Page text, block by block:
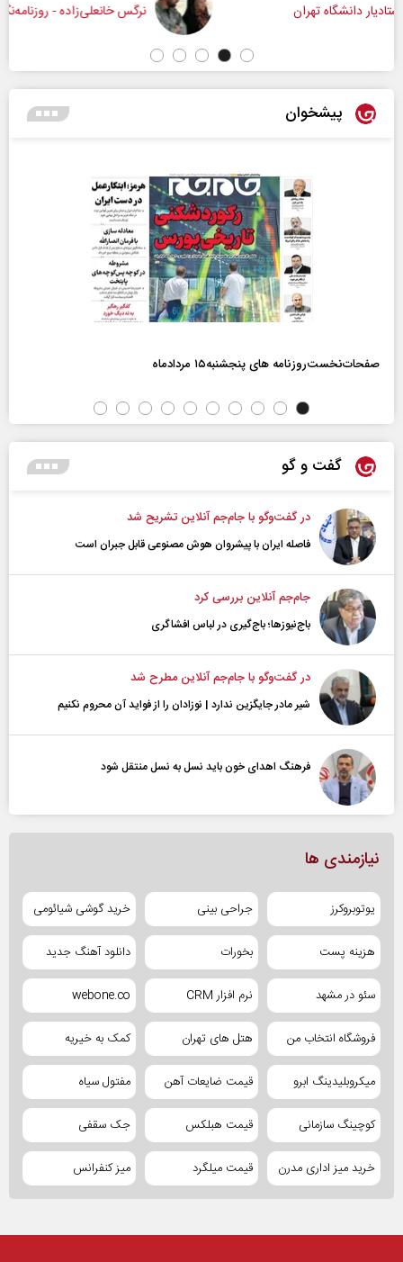
نرگس خانعلی‌زاده - روزنامه‌نگار
پیشخوان
صفحات‌نخست‌روزنامه ها‌ی پنجشنبه‌۱۵ مردادماه
گفت و گو
در گفت‌و‌گو با جام‌جم آنلاین تشریح شد
فاصله ایران با پیشرو‌ان هوش مصنوعی قابل جبران است
جام‌جم آنلاین بررسی کرد
باج‌نیوزها؛ باج‌گیری در لباس افشاگری
در گفت‌و‌گو با جام‌جم آنلاین مطرح شد
شیر مادر جایگزین ندارد | نوزادان را از فواید آن محروم نکنیم
فرهنگ اهدای خون باید نسل به نسل منتقل شود
نیازمندی ها
یوتوبروکرز جراحی بینی خرید گوشی شیائومی
هزینه پست بخورات دانلود آهنگ جدید
سئو در مشهد نرم افزار CRM webone.co
فروشگاه انتخاب من هتل های تهران کمک به خیریه
میکروبلیدینگ ابرو قیمت ضایعات آهن مفتول سیاه
کوچینگ سازمانی قیمت هبلکس جک سقفی
خرید میز اداری مدرن قیمت میلگرد میز کنفرانس